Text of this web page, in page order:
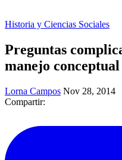
Historia y Ciencias Sociales
Preguntas
manejo conceptual
Lorna Campos Nov 28, 2014
Compartir: